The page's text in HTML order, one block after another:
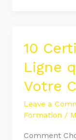
10
Ligne
Votre
Leave a
Formation /
Comment
10
en
Ligne
qui
Boostent